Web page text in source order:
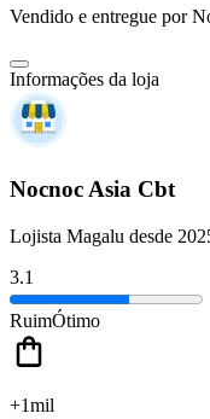
Vendido e entregue por
Informações da loja
Nocnoc Asia Cbt
Lojista Magalu desde
3.1
RuimÓtimo
+1mil